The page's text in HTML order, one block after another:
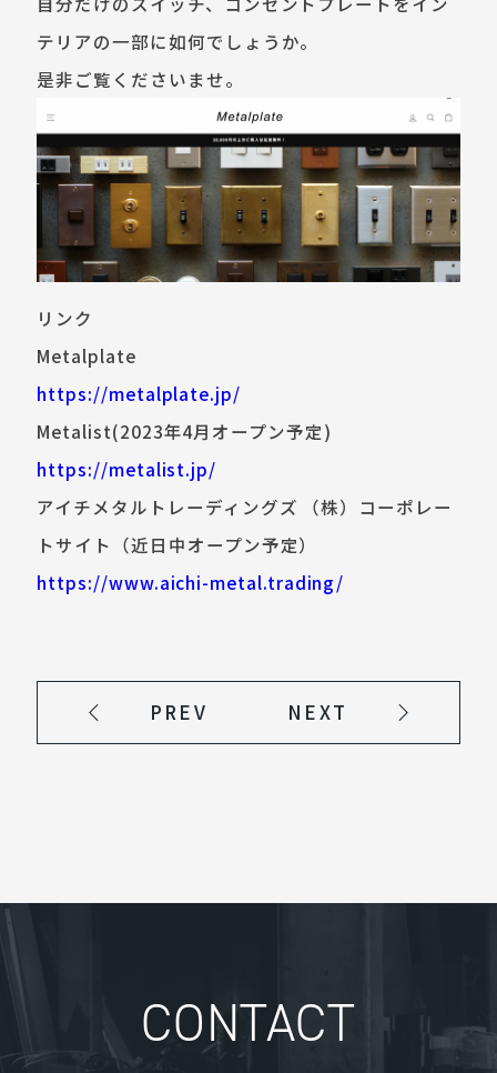
テリアの一部に如何でしょうか。
是非ご覧くださいませ。
リンク
Metalplate
https://metalplate.jp/
Metalist(2023年4月オープン予定)
https://metalist.jp/
アイチメタルトレーディングズ （株）コーポレー
トサイト（近日中オープン予定）
https://www.aichi-metal.trading/
PREV NEXT
CONTACT